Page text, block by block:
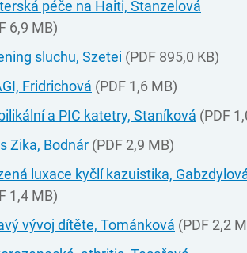
péče na Haiti, Stanzelová
6,9 MB)
sluchu, Szetei (PDF 895,0 KB)
Fridrichová (PDF 1,6 MB)
a PIC katetry, Staníková (PDF
Zika, Bodnár (PDF 2,9 MB)
luxace kyčlí kazuistika,
1,4 MB)
vývoj dítěte, Tománková (PDF 2,2